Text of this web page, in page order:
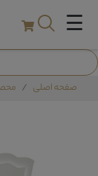
☰
صفحه اصلی